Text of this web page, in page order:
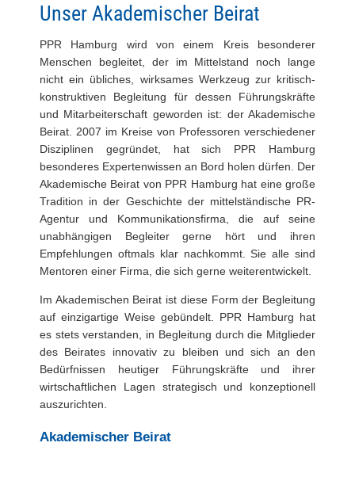
Unser Akademischer Beirat
PPR Hamburg wird von einem Kreis besonderer
Menschen begleitet, der im Mittelstand noch lange
nicht ein übliches, wirksames Werkzeug zur kritisch-
konstruktiven Begleitung für dessen Führungskräfte
und Mitarbeiterschaft geworden ist: der Akademische
Beirat. 2007 im Kreise von Professoren verschiedener
Disziplinen gegründet, hat sich PPR Hamburg
besonderes Expertenwissen an Bord holen dürfen. Der
Akademische Beirat von PPR Hamburg hat eine große
Tradition in der Geschichte der mittelständische PR-
Agentur und Kommunikationsfirma, die auf seine
unabhängigen Begleiter gerne hört und ihren
Empfehlungen oftmals klar nachkommt. Sie alle sind
Mentoren einer Firma, die sich gerne weiterentwickelt.
Im Akademischen Beirat ist diese Form der Begleitung
auf einzigartige Weise gebündelt. PPR Hamburg hat
es stets verstanden, in Begleitung durch die Mitglieder
des Beirates innovativ zu bleiben und sich an den
Bedürfnissen heutiger Führungskräfte und ihrer
wirtschaftlichen Lagen strategisch und konzeptionell
auszurichten.
Akademischer Beirat